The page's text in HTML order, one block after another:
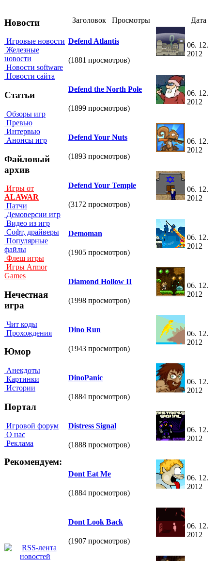
Новости
Игровые новости
Железные
новости
Новости software
Новости сайта
Статьи
Обзоры игр
Превью
Интервью
Анонсы игр
Файловый
архив
Игры от
ALAWAR
Патчи
Демоверсии игр
Видео из игр
Софт, драйверы
Популярные
файлы
Флеш игры
Игры Armor
Games
Нечестная
игра
Чит коды
Прохождения
Юмор
Анекдоты
Картинки
Истории
Портал
Игровой форум
О нас
Реклама
Рекомендуем:
Заголовок Просмотры Дата
Defend Atlantis
(1881 просмотров)
06. 12.
2012
Defend the North Pole
(1899 просмотров)
06. 12.
2012
Defend Your Nuts
(1893 просмотров)
06. 12.
2012
Defend Your Temple
(3172 просмотров)
06. 12.
2012
Demoman
(1905 просмотров)
06. 12.
2012
Diamond Hollow II
(1998 просмотров)
06. 12.
2012
Dino Run
(1943 просмотров)
06. 12.
2012
DinoPanic
(1884 просмотров)
06. 12.
2012
Distress Signal
(1888 просмотров)
06. 12.
2012
Dont Eat Me
(1884 просмотров)
06. 12.
2012
Dont Look Back
(1907 просмотров)
06. 12.
2012